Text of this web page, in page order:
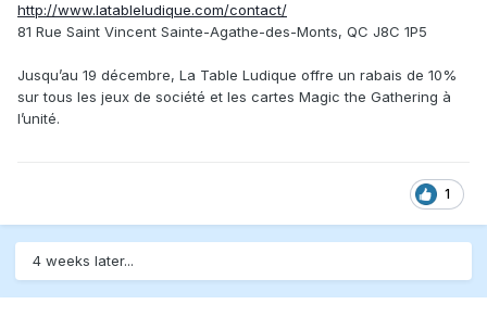
http://www.latableludique.com/contact/
81 Rue Saint Vincent Sainte-Agathe-des-Monts, QC J8C 1P5
Jusqu’au 19 décembre, La Table Ludique offre un rabais de 10%
sur tous les jeux de société et les cartes Magic the Gathering à
l’unité.
1
4 weeks later...